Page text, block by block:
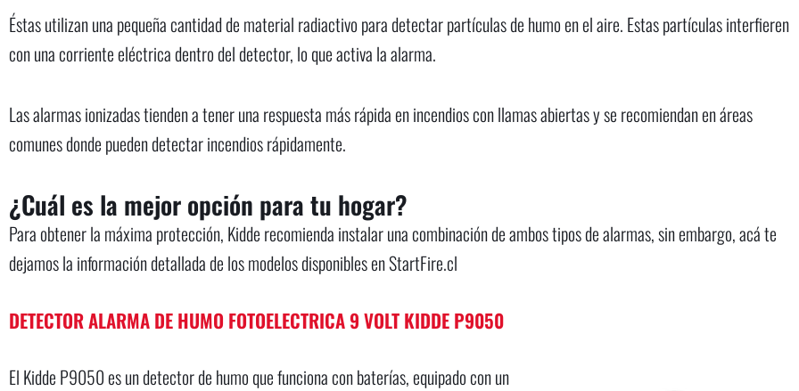
Éstas utilizan una pequeña cantidad de material radiactivo para detectar partículas de humo en el aire. Estas partículas interfieren
con una corriente eléctrica dentro del detector, lo que activa la alarma.
Las alarmas ionizadas tienden a tener una respuesta más rápida en incendios con llamas abiertas y se recomiendan en áreas
comunes donde pueden detectar incendios rápidamente.
¿Cuál es la mejor opción para tu hogar?
Para obtener la máxima protección, Kidde recomienda instalar una combinación de ambos tipos de alarmas, sin embargo, acá te
dejamos la información detallada de los modelos disponibles en StartFire.cl
DETECTOR ALARMA DE HUMO FOTOELECTRICA 9 VOLT KIDDE P9050
El Kidde P9050 es un detector de humo que funciona con baterías, equipado con un